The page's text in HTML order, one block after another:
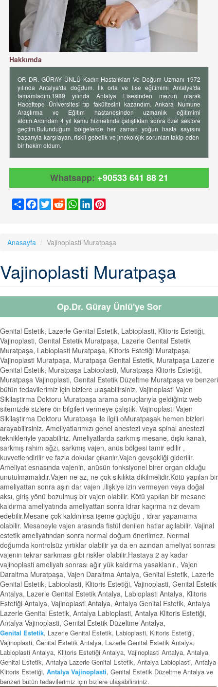
Hakkımda
OP. DR. GÜRAY ÜNLÜ Kadın Hastalıkları Ve Doğum Uzmanı 1972
yılında Antalya'da doğdum. İlk orta ve lise eğitimimi Antalya'da
tamamladım.1989 yılında Antalya Lisesinden mezun olarak
Hacettepe Üniversitesi tıp fakültesini kazandım. Ankara Numune
Araştırma ve Eğitim hastanesinden uzmanlık eğitimimi
aldım.Ardından 4 yıl kamu hizmetinde çalıştıktan sonra özel sektöre
geçtim.Bulunduğum bölgelerde her zaman yoğun hasta sayısını
başarıyla karşılayan, riskli gebelik ve jınekolojık sorunları takip eden
bir hekim oldum.
Whatsapp: +90533 641 88 21
ShareFacebook
TwitterRedditWhatsApp
LinkedIn
Anasayfa Vajinoplasti Muratpaşa
Vajinoplasti Muratpaşa
Op.Dr. Güray Ünlü'ye Sor
Genital Estetik, Lazerle Genital Estetik, Labioplasti, Klitoris Estetiği,
Vajinoplasti, Genital Estetik Muratpaşa, Lazerle Genital Estetik
Muratpaşa, Labioplasti Muratpaşa, Klitoris Estetiği Muratpaşa,
Vajinoplasti Muratpaşa, Muratpaşa Genital Estetik, Muratpaşa Lazerle
Genital Estetik, Muratpaşa Labioplasti, Muratpaşa Klitoris Estetiği,
Muratpaşa Vajinoplasti, Genital Estetik Düzeltme Muratpaşa ve benzeri
bütün tedavilerimiz için bizlere ulaşabilirsiniz. Vajinoplasti Vajen
Sikilaştirma Doktoru Muratpaşa arama sonuçlarıyla geldiğiniz web
sitemizde sizlere ön bilgileri vermeye çalıştık. Vajinoplasti Vajen
Sikilaştirma Doktoru Muratpaşa ile ilgili oMuratpaşak hemen bizleri
arayabilirsiniz. Ameliyatlarımızı genel anestezi veya spinal anestezi
teknikleriyle yapabiliriz. Ameliyatlarda sarkmış mesane, dışkı kanalı,
sarkmış rahim ağzı, sarkmış vajen, anüs bölgesi tamir edilir ,
kuvvetlendirilir ve fazla dokular çıkarılır.Vajen gevşekliği giderilir.
Ameliyat esnasında vajenin, anüsün fonksiyonel birer organ olduğu
unutulmamalıdır.Vajen ne az, ne çok sıkılıkta dikilmelidir.Kötü yapılan bir
ameliyattan sonra aşırı dar vajen ,ilişkiye izin vermeyen veya doğal
aksı, giriş yönü bozulmuş bir vajen olabilir. Kötü yapılan bir mesane
kaldırma ameliyatında ameliyattan sonra idrar kaçırma nız devam
edebilir.Mesane çok kaldırılırsa işeme güçlüğü , idrar yapamama
olabilir. Mesaneyle vajen arasında fistül denilen hatlar açılabilir. Vajinal
estetik ameliyatından sonra normal doğum önerilmez. Normal
doğumda kontrolsüz yırtıklar olabilir ya da en azından ameliyat sonrası
vajenin tekrar sarkması gibi riskler olabilir.Hastaya 2 ay kadar
vajinoplasti ameliyatı sonrası ağır yük kaldırma yasaklanır., Vajen
Daraltma Muratpaşa, Vajen Daraltma Antalya, Genital Estetik, Lazerle
Genital Estetik, Labioplasti, Klitoris Estetiği, Vajinoplasti, Genital Estetik
Antalya, Lazerle Genital Estetik Antalya, Labioplasti Antalya, Klitoris
Estetiği Antalya, Vajinoplasti Antalya, Antalya Genital Estetik, Antalya
Lazerle Genital Estetik, Antalya Labioplasti, Antalya Klitoris Estetiği,
Antalya Vajinoplasti, Genital Estetik Düzeltme Antalya,
Genital Estetik, Lazerle Genital Estetik, Labioplasti, Klitoris Estetiği,
Vajinoplasti, Genital Estetik Antalya, Lazerle Genital Estetik Antalya,
Labioplasti Antalya, Klitoris Estetiği Antalya, Vajinoplasti Antalya, Antalya
Genital Estetik, Antalya Lazerle Genital Estetik, Antalya Labioplasti, Antalya
Klitoris Estetiği, Antalya Vajinoplasti, Genital Estetik Düzeltme Antalya ve
benzeri bütün tedavilerimiz için bizlere ulaşabilirsiniz.